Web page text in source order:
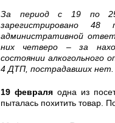
За период с 19 по
зарегистрировано
административной
них четверо – за
состоянии алкогольного
4 ДТП, пострадавших нет.
19 февраля одна из
пыталась похитить товар.